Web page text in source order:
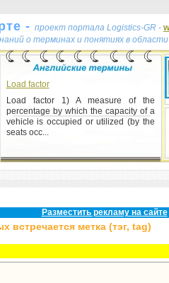
- проект портала Logistics-GR -
о терминах и понятиях в
Load factor
Load factor 1) A measure of the
percentage by which the capacity of a
vehicle is occupied or utilized (by the
seats occ...
Разместить рекламу на сайте
встречается метка (тэг, tag)